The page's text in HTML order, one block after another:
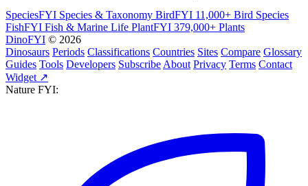
SpeciesFYI Species & Taxonomy BirdFYI 11,000+ Bird Species
FishFYI Fish & Marine Life PlantFYI 379,000+ Plants
DinoFYI © 2026
Dinosaurs Periods Classifications Countries Sites Compare Glossary
Guides Tools Developers Subscribe About Privacy Terms Contact
Widget ↗
Nature FYI: